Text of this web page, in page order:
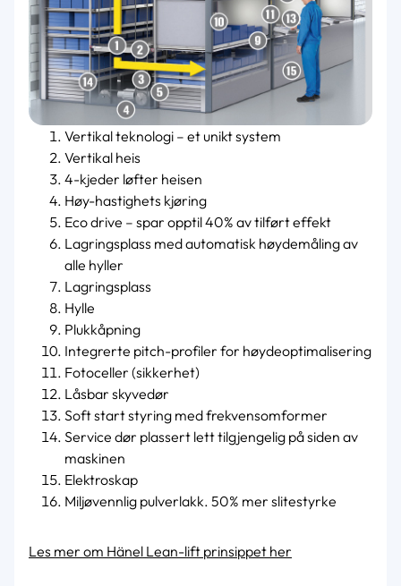
Vertikal teknologi – et unikt system
Vertikal heis
4-kjeder løfter heisen
Høy-hastighets kjøring
Eco drive – spar opptil 40% av tilført effekt
Lagringsplass med automatisk høydemåling av
alle hyller
Lagringsplass
Hylle
Plukkåpning
Integrerte pitch-profiler for høydeoptimalisering
Fotoceller (sikkerhet)
Låsbar skyvedør
Soft start styring med frekvensomformer
Service dør plassert lett tilgjengelig på siden av
maskinen
Elektroskap
Miljøvennlig pulverlakk. 50% mer slitestyrke
Les mer om Hänel Lean-lift prinsippet her